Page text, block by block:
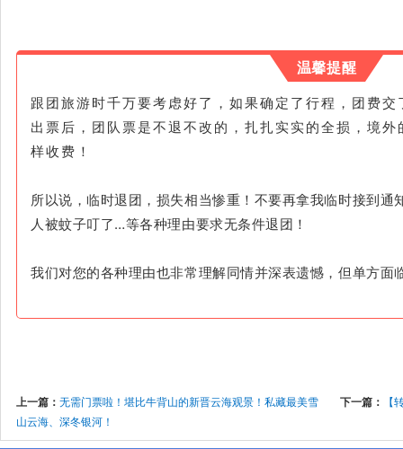
温馨提醒
跟团旅游时千万要考虑好了，如果确定了行程，团费
出票后，团队票是不退不改的，扎扎实实的全损，境
样收费！
所以说，临时退团，损失相当惨重！不要再拿我临时接到
人被蚊子叮了…等各种理由要求无条件退团！
我们对您的各种理由也非常理解同情并深表遗憾，但单方面
上一篇： 无需门票啦！堪比牛背山的新晋云海观景！私藏最美雪
山云海、深冬银河！
下一篇： 【